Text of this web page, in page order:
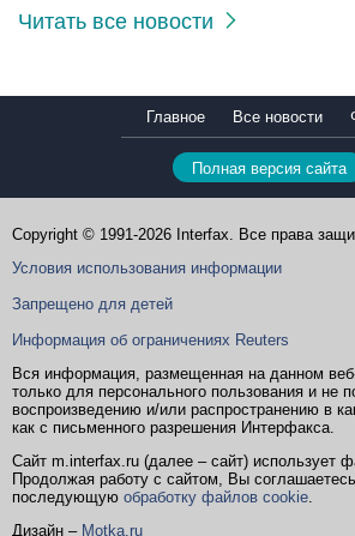
Читать все новости
Главное Все новости
Полная версия сайта
Copyright © 1991-2026 Interfax. Все права
Условия использования информации
Запрещено для детей
Информация об ограничениях Reuters
Вся информация, размещенная на данном
только для персонального пользования и не
воспроизведению и/или распространению в
как с письменного разрешения Интерфакса.
Сайт m.interfax.ru (далее – сайт) использует
Продолжая работу с сайтом, Вы
последующую обработку файлов cookie.
Дизайн – Motka.ru